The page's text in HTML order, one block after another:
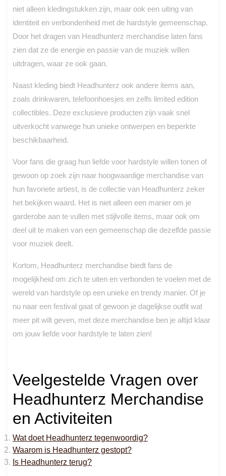
niet alleen kledingstukken zijn, maar ook een uiting van
identiteit en verbondenheid met de hardstyle gemeenschap.
Door het dragen van Headhunterz merchandise laten fans
zien dat ze de energie en passie van de muziek willen
uitdragen, waar ze ook gaan.
Naast kleding biedt Headhunterz ook andere items aan,
zoals drinkwaren, telefoonhoesjes en zelfs limited edition
collectibles. Deze exclusieve producten zijn vaak snel
uitverkocht vanwege hun unieke ontwerpen en beperkte
beschikbaarheid.
Voor fans die graag hun liefde voor hardstyle willen tonen of
gewoon op zoek zijn naar hoogwaardige merchandise van
hun favoriete artiest, is de collectie van Headhunterz zeker
het bekijken waard. Het is niet alleen een manier om je
garderobe aan te vullen met stijlvolle items, maar ook om
deel uit te maken van een gemeenschap die dezelfde passie
voor muziek deelt.
Kortom, Headhunterz merchandise biedt fans de
mogelijkheid om zich te uiten en verbonden te voelen met de
wereld van hardstyle op een unieke en trendy manier. Of je
nu naar een festival gaat of gewoon je dagelijkse outfit wat
meer pit wilt geven, met deze merchandise ben je altijd klaar
om jouw liefde voor hardstyle te laten zien!
Veelgestelde Vragen over
Headhunterz Merchandise
en Activiteiten
Wat doet Headhunterz tegenwoordig?
Waarom is Headhunterz gestopt?
Is Headhunterz terug?